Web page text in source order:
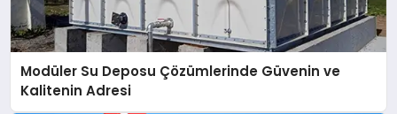
Modüler Su Deposu Çözümlerinde Güvenin ve
Kalitenin Adresi